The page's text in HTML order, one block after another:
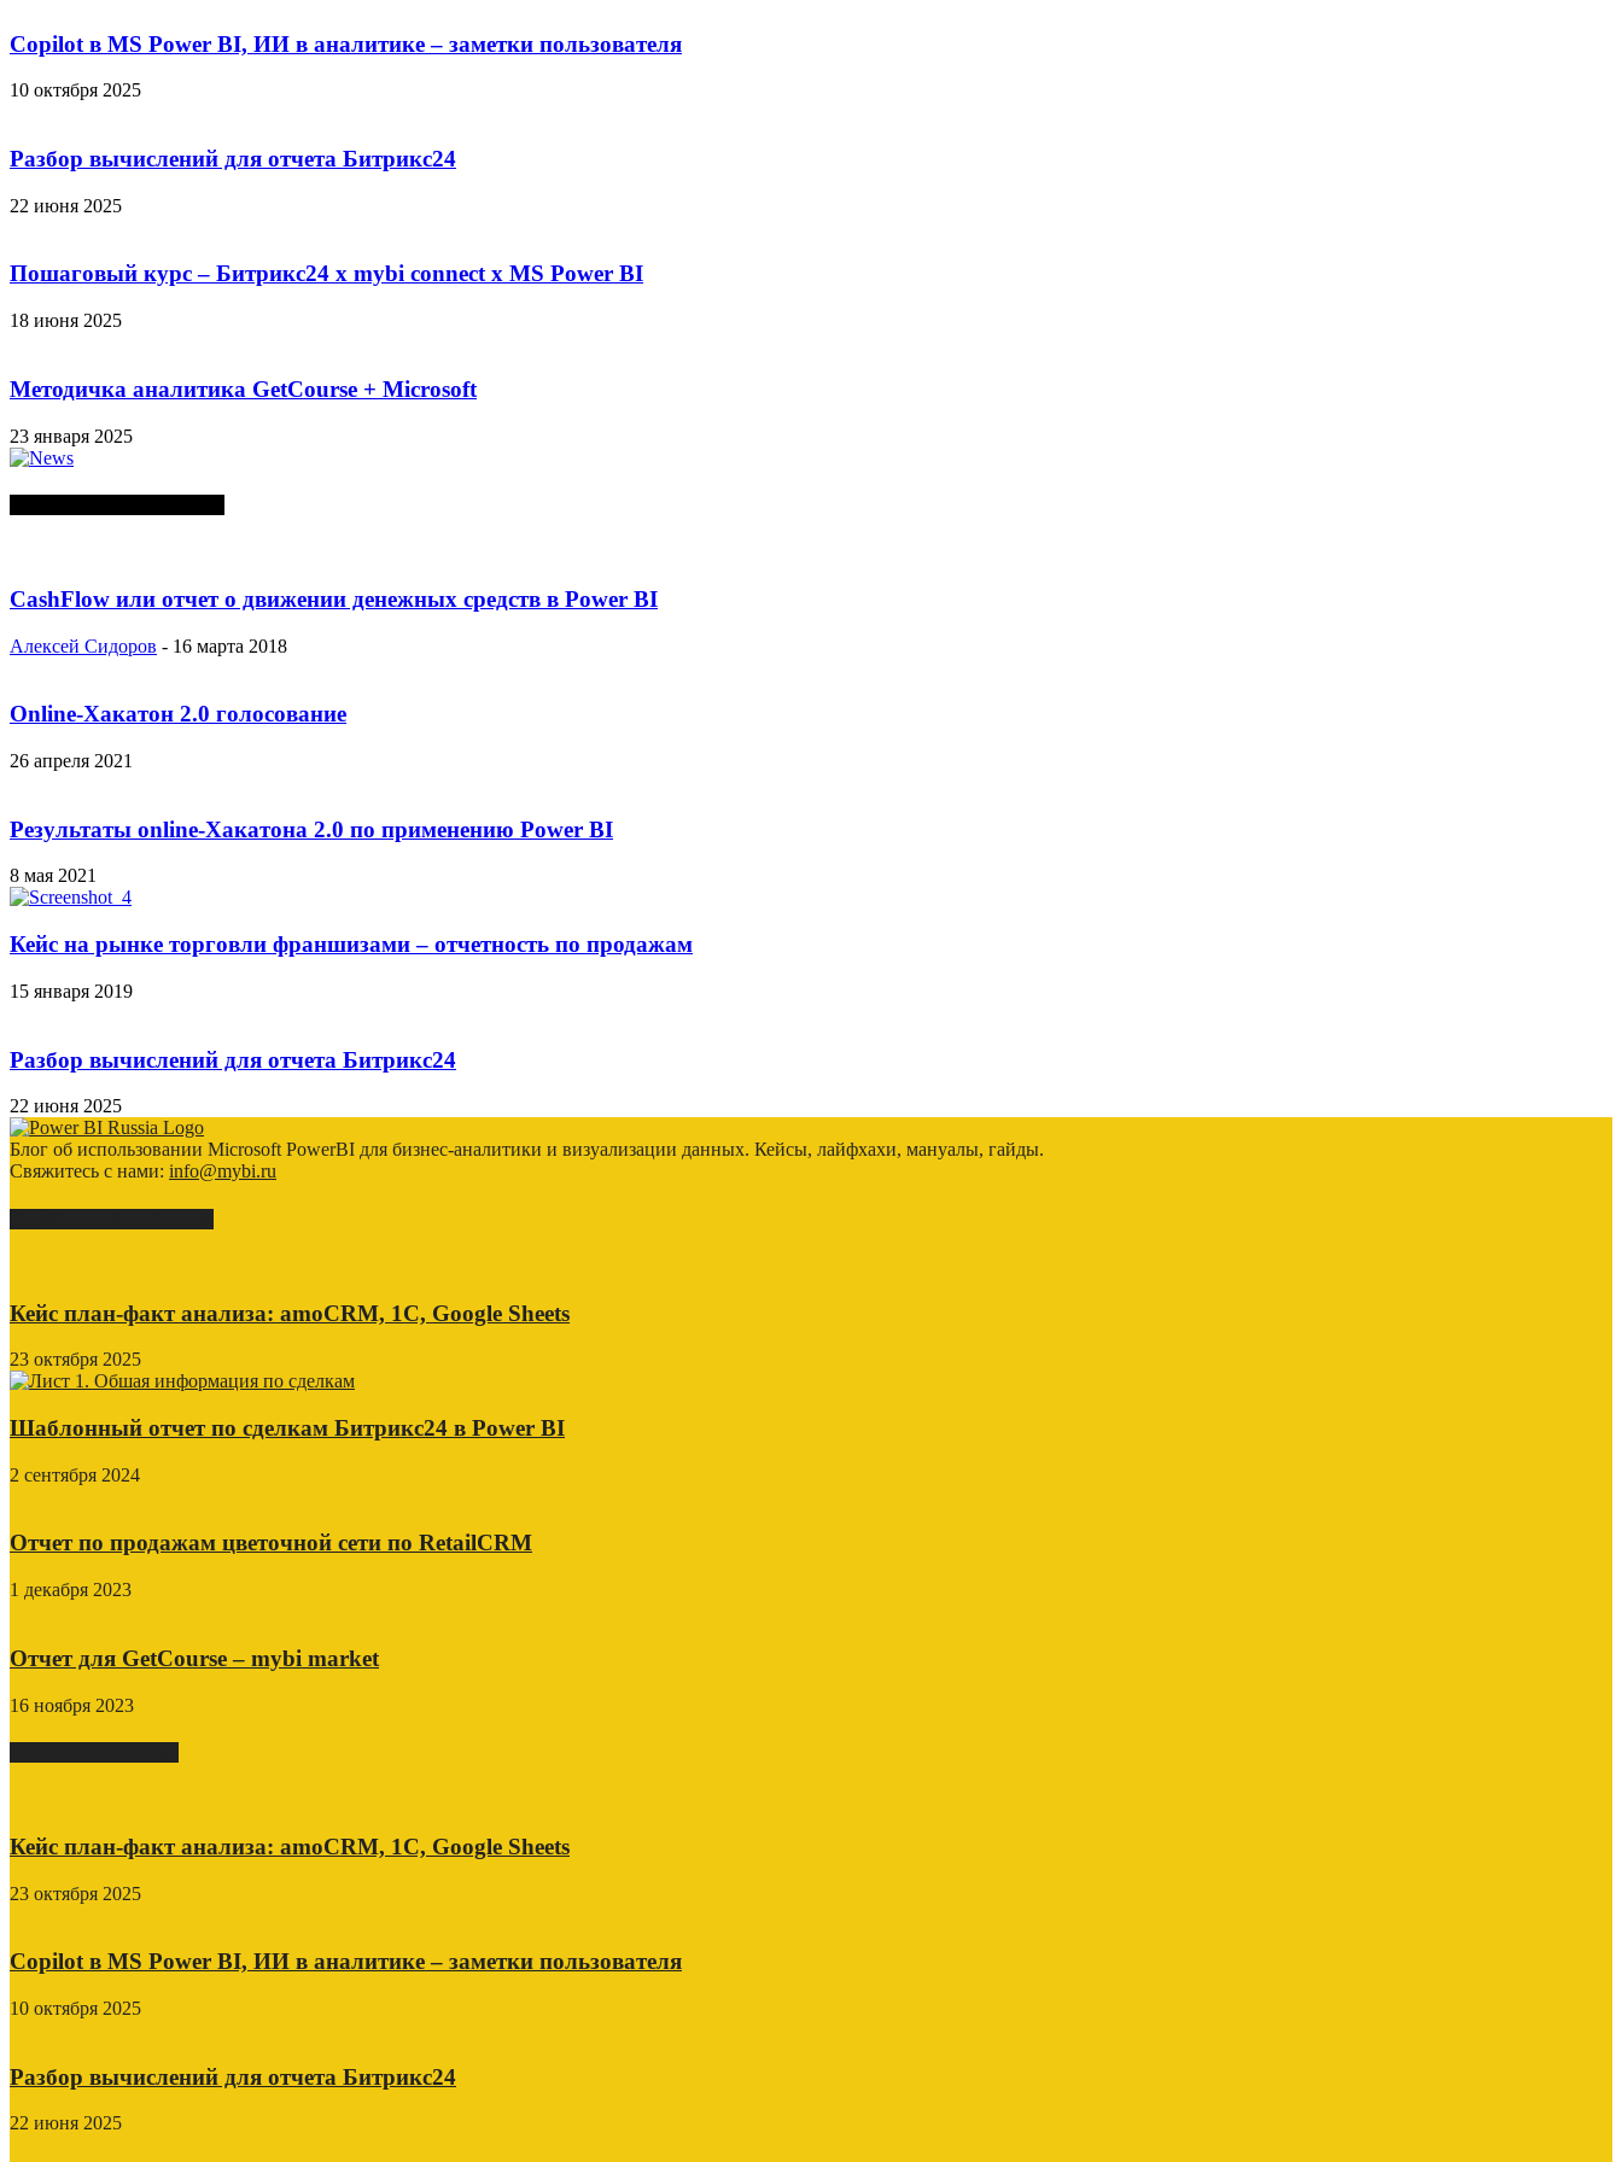
Copilot в MS Power BI, ИИ в аналитике – заметки пользователя
10 октября 2025
Разбор вычислений для отчета Битрикс24
22 июня 2025
Пошаговый курс – Битрикс24 х mybi connect х MS Power BI
18 июня 2025
Методичка аналитика GetCourse + Microsoft
23 января 2025
CashFlow или отчет о движении денежных средств в Power BI
Алексей Сидоров - 16 марта 2018
Online-Хакатон 2.0 голосование
26 апреля 2021
Результаты online-Хакатона 2.0 по применению Power BI
8 мая 2021
Кейс на рынке торговли франшизами – отчетность по продажам
15 января 2019
Разбор вычислений для отчета Битрикс24
22 июня 2025
Блог об использовании Microsoft PowerBI для бизнес-аналитики и визуализации данных. Кейсы, лайфхахи, мануалы, гайды.
Свяжитесь с нами: info@mybi.ru
Кейс план-факт анализа: amoCRM, 1C, Google Sheets
23 октября 2025
Шаблонный отчет по сделкам Битрикс24 в Power BI
2 сентября 2024
Отчет по продажам цветочной сети по RetailCRM
1 декабря 2023
Отчет для GetCourse – mybi market
16 ноября 2023
Кейс план-факт анализа: amoCRM, 1C, Google Sheets
23 октября 2025
Copilot в MS Power BI, ИИ в аналитике – заметки пользователя
10 октября 2025
Разбор вычислений для отчета Битрикс24
22 июня 2025